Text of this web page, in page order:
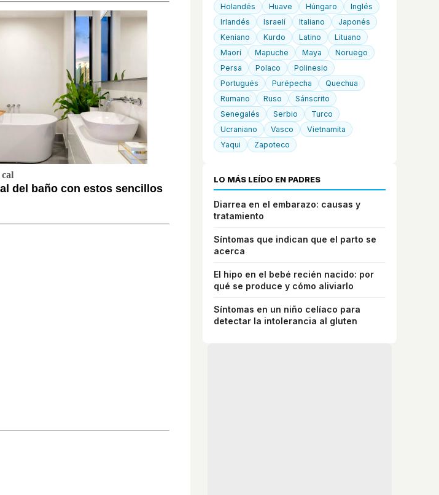
del baño con estos sencillos
Holandés
Huave Húngaro
Inglés
Irlandés
Israelí Italiano
Japonés
Keniano
Kurdo Latino
Lituano
Maorí
Mapuche Maya
Noruego
Persa
Polaco
Polinesio
Portugués
Purépecha
Quechua
Rumano
Ruso
Sánscrito
Senegalés
Serbio
Turco
Ucraniano
Vasco
Vietnamita
Yaqui
Zapoteco
LO MÁS LEÍDO EN PADRES
Diarrea en el embarazo: causas y
tratamiento
Síntomas que indican que el parto se
acerca
El hipo en el bebé recién nacido: por
qué se produce y cómo aliviarlo
Síntomas en un niño celíaco para
detectar la intolerancia al gluten